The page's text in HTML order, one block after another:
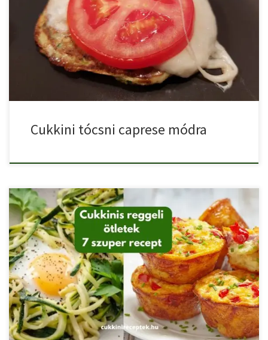
A caprese csirkemell, ami egy nagyon népszerű étel, adta az […]
Cukkini tócsni caprese módra
A cukkini egy nagyon sokoldalúan felhasználható alapanyag,
gyakorlatilag bármit készíthetünk […]